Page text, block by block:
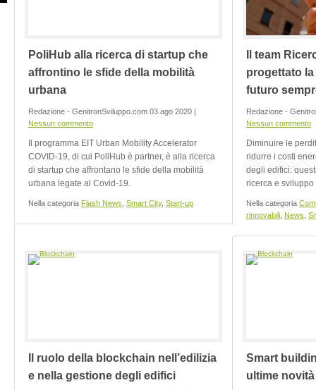
PoliHub alla ricerca di startup che
affrontino le sfide della mobilità
urbana
Redazione - GenitronSviluppo.com 03 ago 2020 |
Nessun commento
Il programma EIT Urban Mobility Accelerator
COVID-19, di cui PoliHub è partner, è alla ricerca
di startup che affrontano le sfide della mobilità
urbana legate al Covid-19.
Nella categoria Flash News Smart City, Start-up
Il team
progettato
futuro
Redazione -
Nessun commento
Diminuire le
ridurre i costi
degli edifici:
ricerca e
Nella categoria
rinnovabili News
Il ruolo della blockchain nell’edilizia
e nella gestione degli edifici
Smart
ultime novità